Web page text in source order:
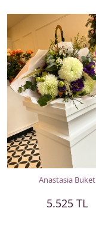
Anastasia Buket
5.525 TL